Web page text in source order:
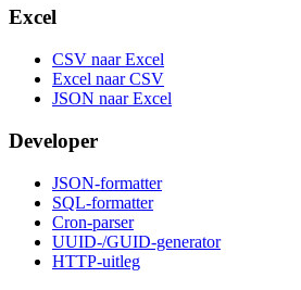
Excel
CSV naar Excel
Excel naar CSV
JSON naar Excel
Developer
JSON-formatter
SQL-formatter
Cron-parser
UUID-/GUID-generator
HTTP-uitleg